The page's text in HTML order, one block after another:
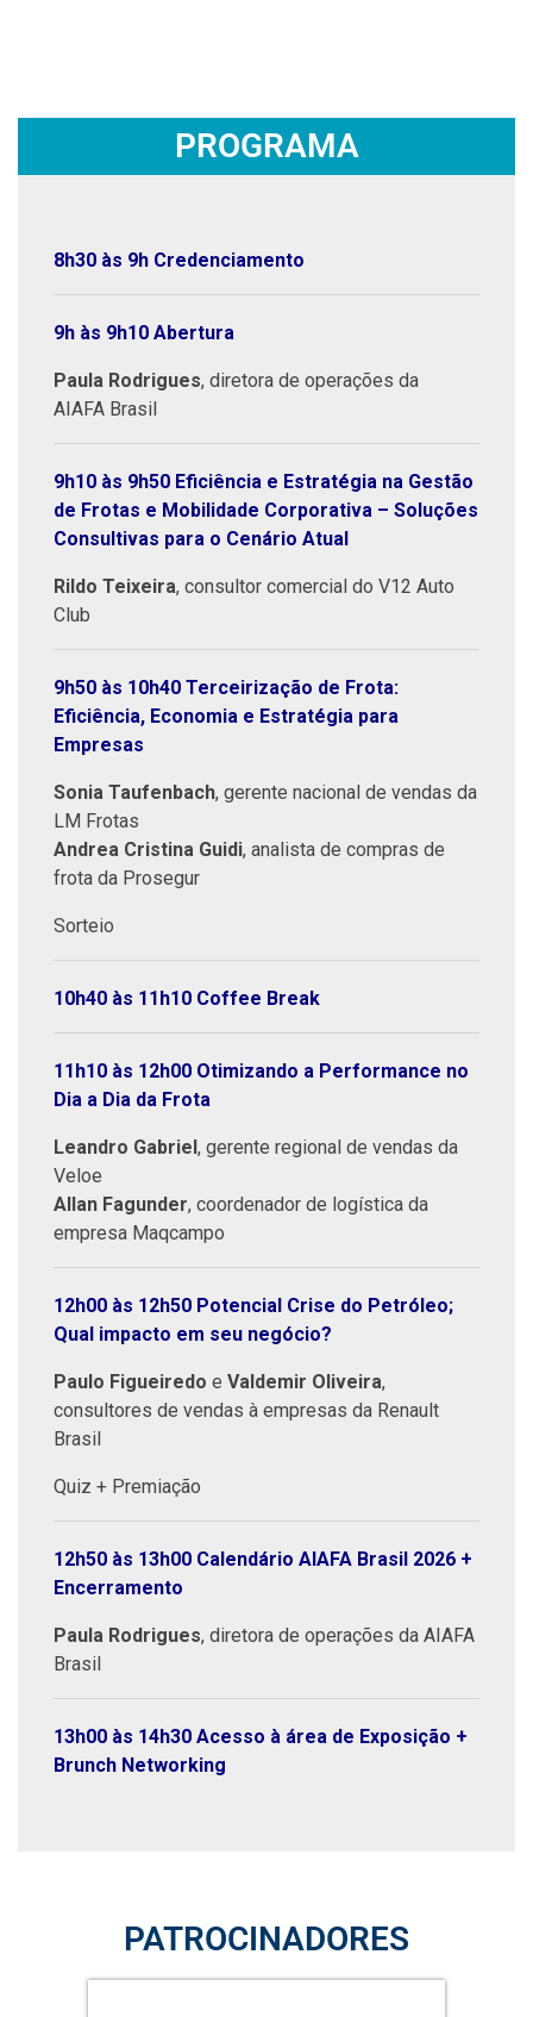
PROGRAMA
8h30 às 9h Credenciamento
9h às 9h10 Abertura
Paula Rodrigues, diretora de operações da
AIAFA Brasil
9h10 às 9h50 Eficiência e Estratégia na Gestão
de Frotas e Mobilidade Corporativa – Soluções
Consultivas para o Cenário Atual
Rildo Teixeira, consultor comercial do V12 Auto
Club
9h50 às 10h40 Terceirização de Frota:
Eficiência, Economia e Estratégia para
Empresas
Sonia Taufenbach, gerente nacional de vendas da
LM Frotas
Andrea Cristina Guidi, analista de compras de
frota da Prosegur
Sorteio
10h40 às 11h10 Coffee Break
11h10 às 12h00 Otimizando a Performance no
Dia a Dia da Frota
Leandro Gabriel, gerente regional de vendas da
Veloe
Allan Fagunder, coordenador de logística da
empresa Maqcampo
12h00 às 12h50 Potencial Crise do Petróleo;
Qual impacto em seu negócio?
Paulo Figueiredo e Valdemir Oliveira,
consultores de vendas à empresas da Renault
Brasil
Quiz + Premiação
12h50 às 13h00 Calendário AIAFA Brasil 2026 +
Encerramento
Paula Rodrigues, diretora de operações da AIAFA
Brasil
13h00 às 14h30 Acesso à área de Exposição +
Brunch Networking
PATROCINADORES